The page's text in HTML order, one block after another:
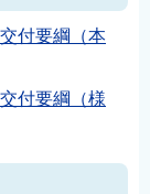
付要綱（本
付要綱（様